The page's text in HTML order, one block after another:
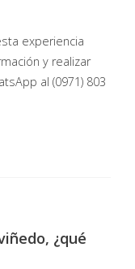
experiencia
y realizar
al (0971) 803
¿qué